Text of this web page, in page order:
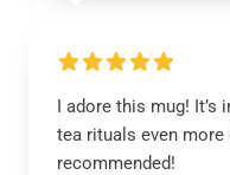
I adore this mug! It’s
tea rituals even
recommended!